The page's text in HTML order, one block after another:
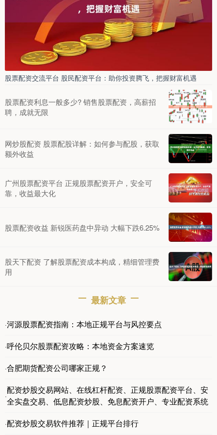
股票配资交流平台 股民配资平台：助你投资腾飞，把握财富机遇
股票配资利息一般多少? 销售股票配资，高薪招
聘，成就无限
网炒股配资 股票配股详解：如何参与配股，获取
额外收益
广州股票配资平台 正规股票配资开户，安全可
靠，收益最大化
股票配资收益 新锐医药盘中异动 大幅下跌6.25%
股天下配资 了解股票配资成本构成，精细管理费
用
最新文章
·河源股票配资指南：本地正规平台与风控要点
·呼伦贝尔股票配资攻略：本地资金方案速览
·合肥期货配资公司哪家正规？
·
配资炒股交易网站、在线杠杆配资、正规股票配资平台、安
全实盘交易、低息配资炒股、免息配资开户、专业配资系统
·配资炒股交易软件推荐｜正规平台排行